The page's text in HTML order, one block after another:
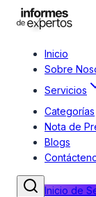
Inicio
Sobre
Servicios
Categorías
Nota de
Blogs
Inicio de